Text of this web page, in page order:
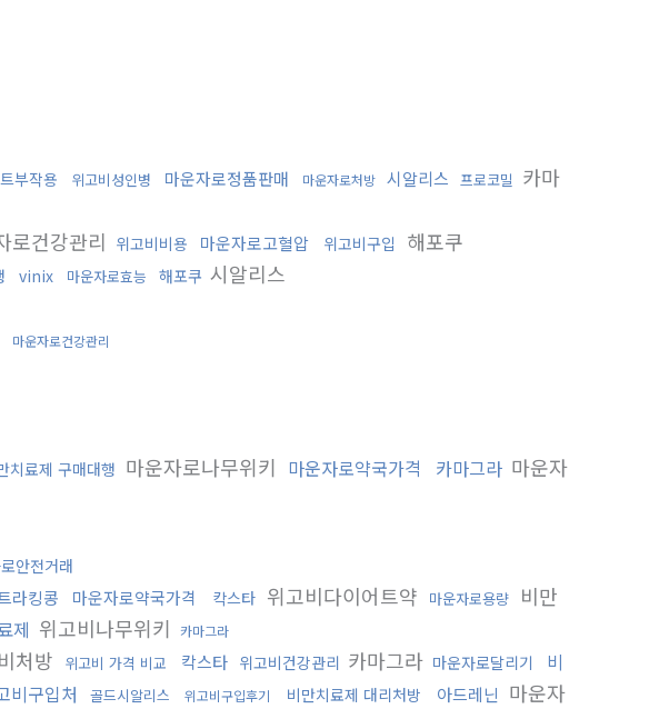
부작용 위고비성인병 마운자로정품판매 마운자로처방 시알리스 프로코밀 카마
로건강관리 위고비비용 마운자로고혈압 위고비구입 해포쿠
vinix 마운자로효능 해포쿠 시알리스
마운자로건강관리
치료제 구매대행 마운자로나무위키 마운자로약국가격 카마그라 마운자
안전거래
라킹콩 마운자로약국가격 칵스타 위고비다이어트약 마운자로용량
비만
제 위고비나무위키 카마그라
처방 위고비 가격 비교 칵스타 위고비건강관리 카마그라 마운자로달리기
비
비구입처 골드시알리스 위고비구입후기 비만치료제 대리처방 아드레닌 마운자